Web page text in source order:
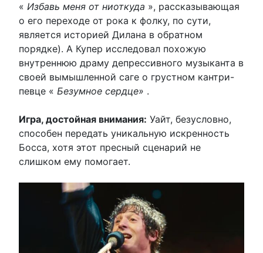
« Избавь меня от ниоткуда », рассказывающая
о его переходе от рока к фолку, по сути,
является историей Дилана в обратном
порядке). А Купер исследовал похожую
внутреннюю драму депрессивного музыканта в
своей вымышленной саге о грустном кантри-
певце « Безумное сердце» .
Игра, достойная внимания: Уайт, безусловно,
способен передать уникальную искренность
Босса, хотя этот пресный сценарий не
слишком ему помогает.